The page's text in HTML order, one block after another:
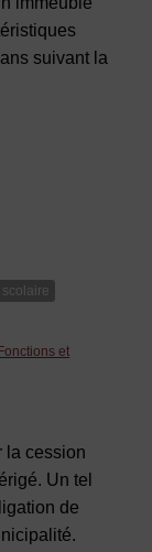
suivant la
scolaire
et
la cession
Un tel
de